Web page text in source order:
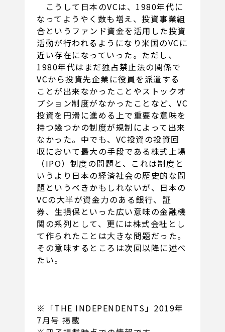
こうして日本のVCは、1980年代に
なってようやく数も増え、投資事業組
合というファンド資金を活用した投資
活動が行われるようになり米国のVCに
近い存在になっていった。ただし、
1980年代はまだ独占禁止法の関係で
VCから投資先企業に役員を派遣する
ことが出来なかったことやストックオ
プション制度がなかったことなど、VC
投資を円滑に進める上で重要な意味を
持つ幾つかの制度が規制によって出来
なかった。中でも、VC投資の投資回
収において最大の手段である株式上場
（IPO）制度の問題と、これは制度と
いうより日本の経済社会の歴史的な問
題というべきかもしれないが、日本の
VCの大半が資金力のある銀行、証
券、生損保といった広い意味の金融機
関の系列として、更には株式会社とし
て作られたことは大きな問題だった。
その意味するところは次回以降に述べ
たい。
※「THE INDEPENDENTS」2019年
7月号 掲載